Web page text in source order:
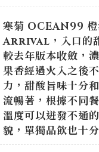
寒菊 OCEAN99
Arrival，入口的
較去年版本收斂，
果香經過火入之後
力，甜酸旨味十分
流暢著，根據不同
溫度可以迸發不通
貌，單獨品飲也十